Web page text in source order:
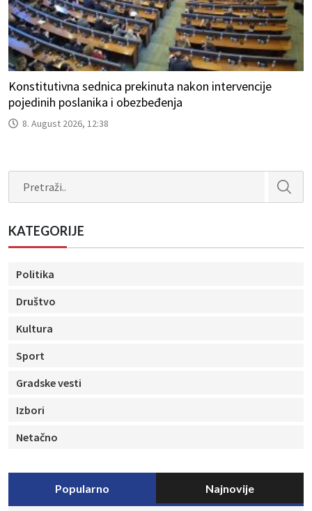
Konstitutivna sednica prekinuta nakon intervencije
pojedinih poslanika i obezbeđenja
8. August 2026, 12:38
KATEGORIJE
Politika
Društvo
Kultura
Sport
Gradske vesti
Izbori
Netačno
Popularno Najnovije